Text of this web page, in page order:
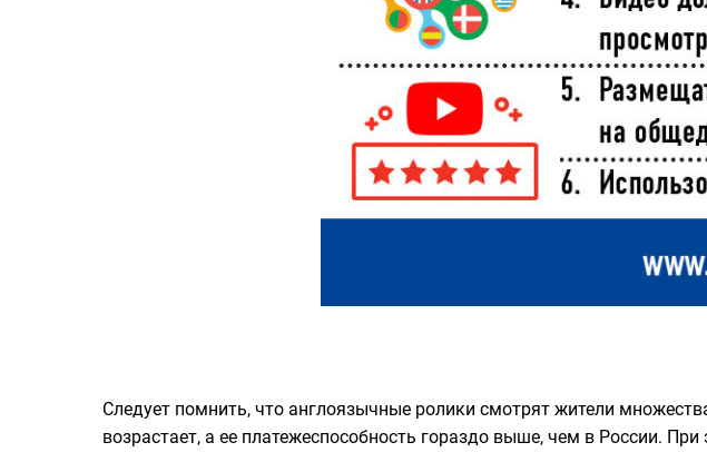
Следует помнить, что англоязычные ролики смотрят жители
возрастает, а ее платежеспособность гораздо выше, чем в России.